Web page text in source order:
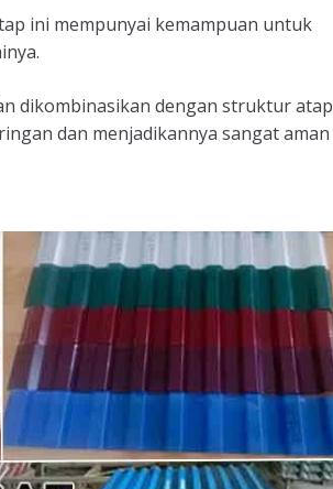
ini mempunyai kemampuan untuk
dikombinasikan dengan struktur atap
dan menjadikannya sangat aman